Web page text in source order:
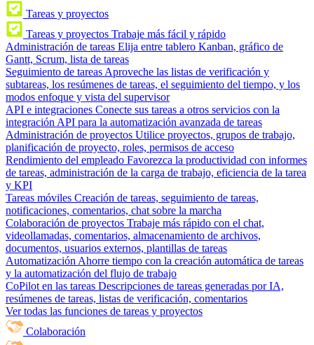
Tareas y proyectos
Tareas y proyectos Trabaje más fácil y rápido
Administración de tareas Elija entre tablero Kanban, gráfico de
Gantt, Scrum, lista de tareas
Seguimiento de tareas Aproveche las listas de verificación y
subtareas, los resúmenes de tareas, el seguimiento del tiempo, y los
modos enfoque y vista del supervisor
API e integraciones Conecte sus tareas a otros servicios con la
integración API para la automatización avanzada de tareas
Administración de proyectos Utilice proyectos, grupos de trabajo,
planificación de proyecto, roles, permisos de acceso
Rendimiento del empleado Favorezca la productividad con informes
de tareas, administración de la carga de trabajo, eficiencia de la tarea
y KPI
Tareas móviles Creación de tareas, seguimiento de tareas,
notificaciones, comentarios, chat sobre la marcha
Colaboración de proyectos Trabaje más rápido con el chat,
videollamadas, comentarios, almacenamiento de archivos,
documentos, usuarios externos, plantillas de tareas
Automatización Ahorre tiempo con la creación automática de tareas
y la automatización del flujo de trabajo
CoPilot en las tareas Descripciones de tareas generadas por IA,
resúmenes de tareas, listas de verificación, comentarios
Ver todas las funciones de tareas y proyectos
Colaboración